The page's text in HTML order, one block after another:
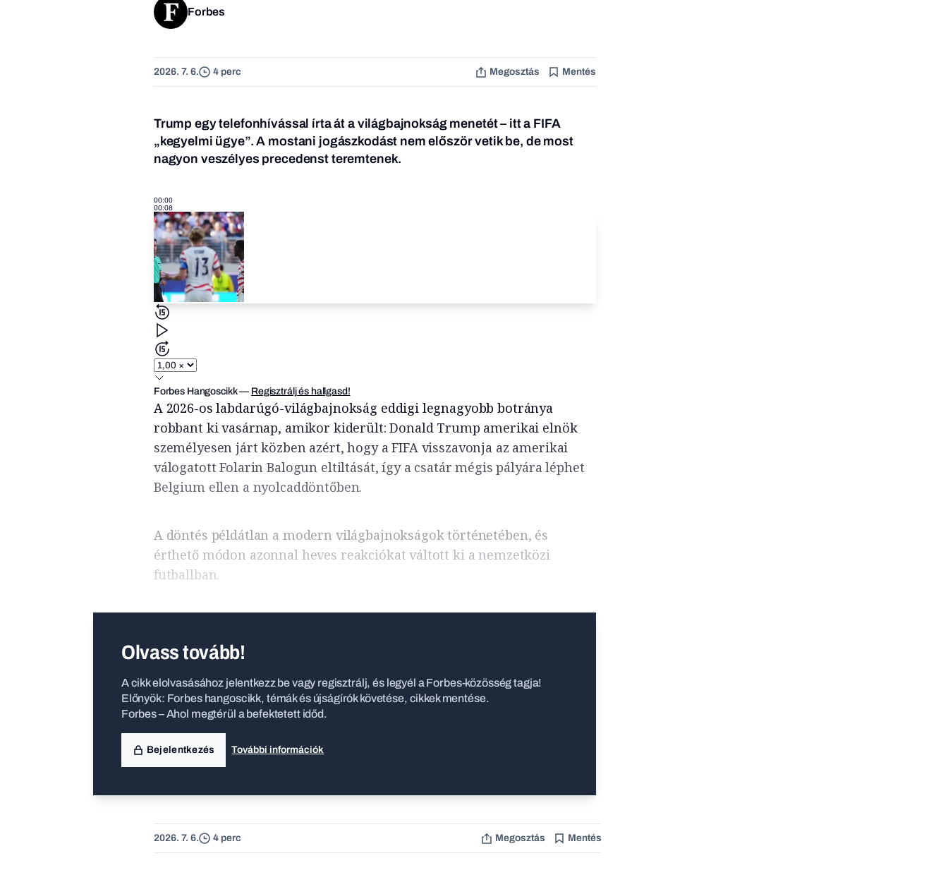
Forbes
2026. 7. 6. 4 perc Megosztás Mentés
Trump egy telefonhívással írta át a világbajnokság menetét – itt a FIFA
„kegyelmi ügye”. A mostani jogászkodást nem először vetik be, de most
nagyon veszélyes precedenst teremtenek.
00:00
00:08
Forbes Hangoscikk— Regisztrálj és hallgasd!
A 2026-os labdarúgó-világbajnokság eddigi legnagyobb botránya
robbant ki vasárnap, amikor kiderült: Donald Trump amerikai elnök
személyesen járt közben azért, hogy a FIFA visszavonja az amerikai
válogatott Folarin Balogun eltiltását, így a csatár mégis pályára léphet
Belgium ellen a nyolcaddöntőben.
A döntés példátlan a modern világbajnokságok történetében, és
érthető módon azonnal heves reakciókat váltott ki a nemzetközi
futballban.
Olvass tovább!
A cikk elolvasásához jelentkezz be vagy regisztrálj, és legyél a Forbes-közösség tagja!
Előnyök: Forbes hangoscikk, témák és újságírók követése, cikkek mentése.
Forbes – Ahol megtérül a befektetett időd.
Bejelentkezés További információk
2026. 7. 6. 4 perc Megosztás Mentés